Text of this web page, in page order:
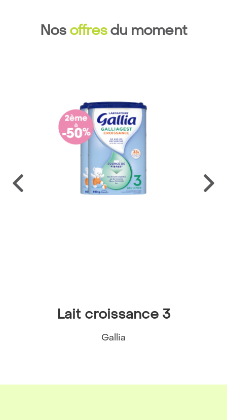
Nos offresdu moment
Lait croissance 3
Gallia